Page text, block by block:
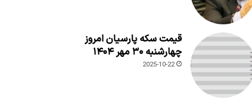
قیمت سکه پارسیان امروز
چهارشنبه ۳۰ مهر ۱۴۰۴
2025-10-22